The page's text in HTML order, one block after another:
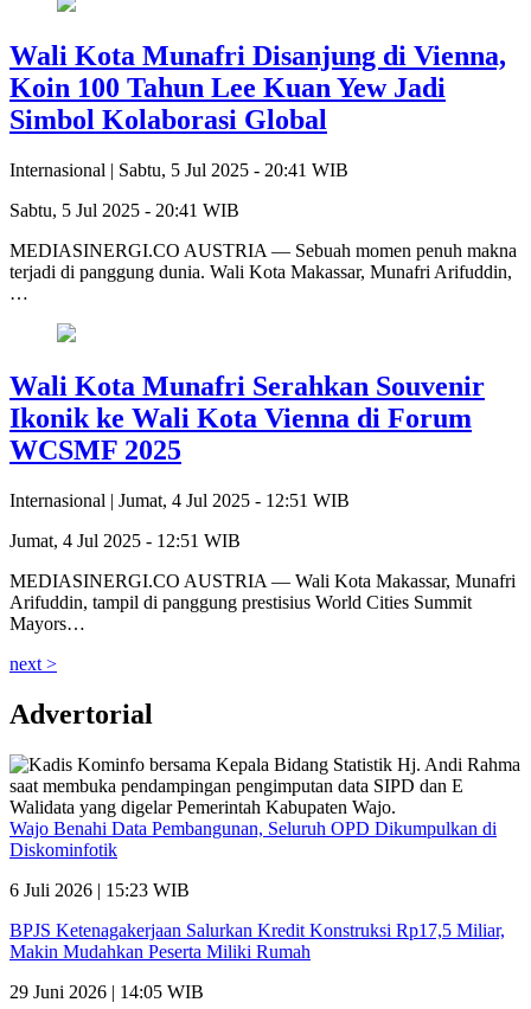
Wali Kota Munafri Disanjung di Vienna,
Koin 100 Tahun Lee Kuan Yew Jadi
Simbol Kolaborasi Global
Internasional | Sabtu, 5 Jul 2025 - 20:41 WIB
Sabtu, 5 Jul 2025 - 20:41 WIB
MEDIASINERGI.CO AUSTRIA — Sebuah momen penuh makna
terjadi di panggung dunia. Wali Kota Makassar, Munafri Arifuddin,
…
Wali Kota Munafri Serahkan Souvenir
Ikonik ke Wali Kota Vienna di Forum
WCSMF 2025
Internasional | Jumat, 4 Jul 2025 - 12:51 WIB
Jumat, 4 Jul 2025 - 12:51 WIB
MEDIASINERGI.CO AUSTRIA — Wali Kota Makassar, Munafri
Arifuddin, tampil di panggung prestisius World Cities Summit
Mayors…
next >
Advertorial
Wajo Benahi Data Pembangunan, Seluruh OPD Dikumpulkan di
Diskominfotik
6 Juli 2026 | 15:23 WIB
BPJS Ketenagakerjaan Salurkan Kredit Konstruksi Rp17,5 Miliar,
Makin Mudahkan Peserta Miliki Rumah
29 Juni 2026 | 14:05 WIB